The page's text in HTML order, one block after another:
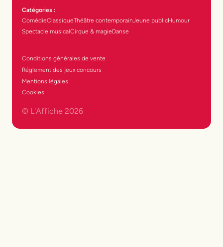
Catégories :
ComédieClassiqueThéâtre contemporainJeune publicHumour
Spectacle musicalCirque & magieDanse
Conditions générales de vente
Réglement des jeux concours
Mentions légales
Cookies
© L'Affiche 2026